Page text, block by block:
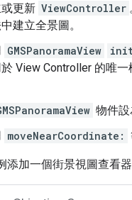
更新 ViewController
建立全景圖。
GMSPanoramaView
View Controller 的唯
物件
moveNearCoordinate:
添加一個街景視圖查看器